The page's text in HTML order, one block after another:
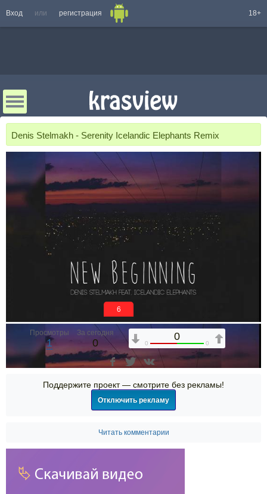
Вход или регистрация 18+
Denis Stelmakh - Serenity Icelandic Elephants Remix
6
Просмотры
1
За сегодня
0
0
0 0
Поддержите проект — смотрите без рекламы!
Отключить рекламу
Читать комментарии